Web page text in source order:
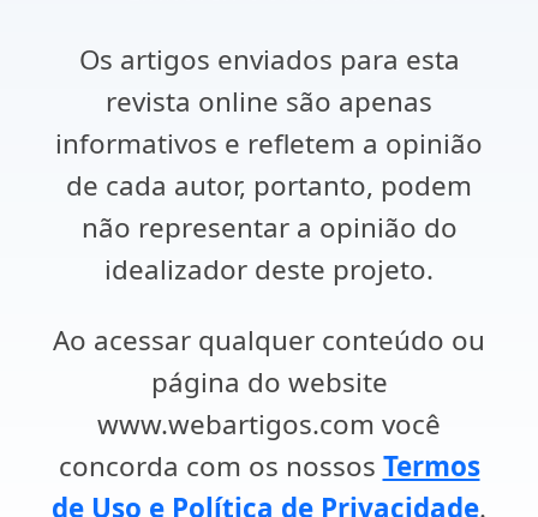
Os artigos enviados para esta
revista online são apenas
informativos e refletem a opinião
de cada autor, portanto, podem
não representar a opinião do
idealizador deste projeto.
Ao acessar qualquer conteúdo ou
página do website
www.webartigos.com você
concorda com os nossos Termos
de Uso e Política de Privacidade.